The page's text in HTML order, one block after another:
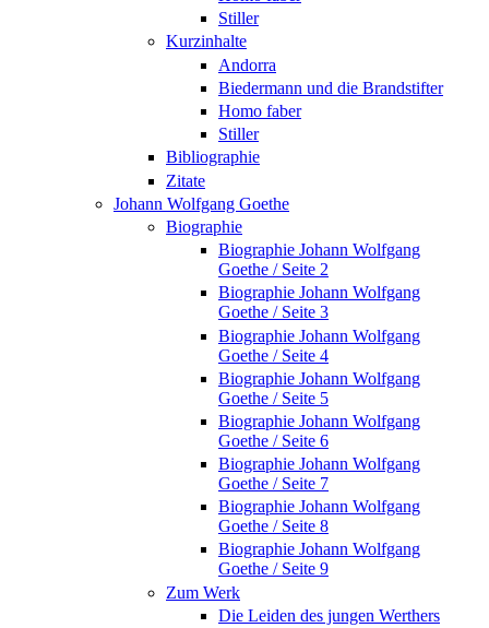
Stiller
Kurzinhalte
Andorra
Biedermann und die Brandstifter
Homo faber
Stiller
Bibliographie
Zitate
Johann Wolfgang Goethe
Biographie
Biographie Johann Wolfgang
Goethe / Seite 2
Biographie Johann Wolfgang
Goethe / Seite 3
Biographie Johann Wolfgang
Goethe / Seite 4
Biographie Johann Wolfgang
Goethe / Seite 5
Biographie Johann Wolfgang
Goethe / Seite 6
Biographie Johann Wolfgang
Goethe / Seite 7
Biographie Johann Wolfgang
Goethe / Seite 8
Biographie Johann Wolfgang
Goethe / Seite 9
Zum Werk
Die Leiden des jungen Werthers